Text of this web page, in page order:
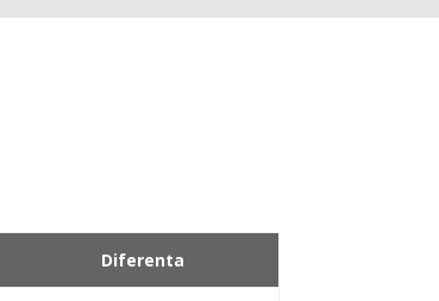
Diferenta